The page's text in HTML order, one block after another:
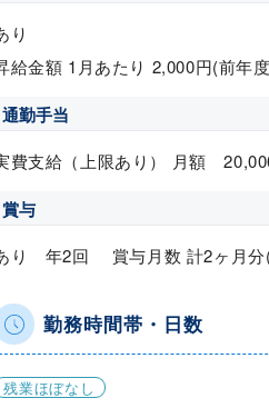
り
給金額 1月あたり 2,000円(前年
通勤手当
費支給（上限あり） 月額
賞与
り 年2回 賞与月数 計2ヶ月分(
勤務時間帯・日数
残業ほぼなし